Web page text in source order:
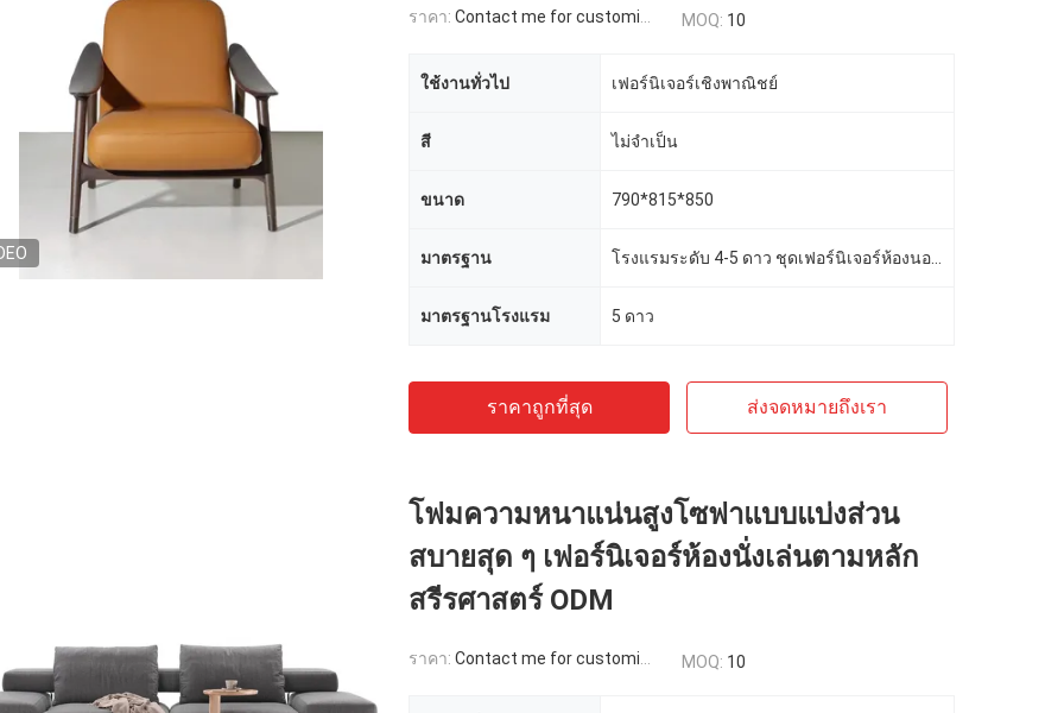
ราคา: Contact me for customized MOQ: 10
ใช้งานทั่วไป เฟอร์นิเจอร์เชิงพาณิชย์
สี ไม่จำเป็น
ขนาด 790*815*850
มาตรฐาน
มาตรฐานโรงแรม 5 ดาว
ราคาถูกที่สุด ส่งจดหมายถึงเรา
โฟมความหนาแน่นสูงโซฟาแบบแบ่งส่วน
สบายสุด ๆ เฟอร์นิเจอร์ห้องนั่งเล่นตามหลัก
สรีรศาสตร์ ODM
ราคา: Contact me for customized MOQ: 10